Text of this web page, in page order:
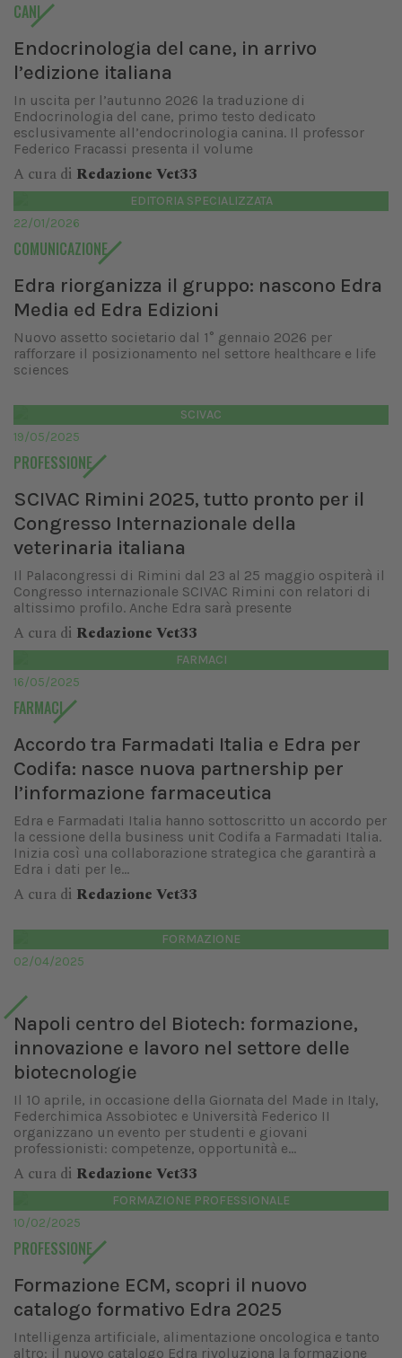
CANI
Endocrinologia del cane, in arrivo
l’edizione italiana
In uscita per l’autunno 2026 la traduzione di
Endocrinologia del cane, primo testo dedicato
esclusivamente all’endocrinologia canina. Il professor
Federico Fracassi presenta il volume
A cura di Redazione Vet33
EDITORIA SPECIALIZZATA
22/01/2026
COMUNICAZIONE
Edra riorganizza il gruppo: nascono Edra
Media ed Edra Edizioni
Nuovo assetto societario dal 1° gennaio 2026 per
rafforzare il posizionamento nel settore healthcare e life
sciences
SCIVAC
19/05/2025
PROFESSIONE
SCIVAC Rimini 2025, tutto pronto per il
Congresso Internazionale della
veterinaria italiana
Il Palacongressi di Rimini dal 23 al 25 maggio ospiterà il
Congresso internazionale SCIVAC Rimini con relatori di
altissimo profilo. Anche Edra sarà presente
A cura di Redazione Vet33
FARMACI
16/05/2025
FARMACI
Accordo tra Farmadati Italia e Edra per
Codifa: nasce nuova partnership per
l’informazione farmaceutica
Edra e Farmadati Italia hanno sottoscritto un accordo per
la cessione della business unit Codifa a Farmadati Italia.
Inizia così una collaborazione strategica che garantirà a
Edra i dati per le...
A cura di Redazione Vet33
FORMAZIONE
02/04/2025
Napoli centro del Biotech: formazione,
innovazione e lavoro nel settore delle
biotecnologie
Il 10 aprile, in occasione della Giornata del Made in Italy,
Federchimica Assobiotec e Università Federico II
organizzano un evento per studenti e giovani
professionisti: competenze, opportunità e...
A cura di Redazione Vet33
FORMAZIONE PROFESSIONALE
10/02/2025
PROFESSIONE
Formazione ECM, scopri il nuovo
catalogo formativo Edra 2025
Intelligenza artificiale, alimentazione oncologica e tanto
altro: il nuovo catalogo Edra rivoluziona la formazione